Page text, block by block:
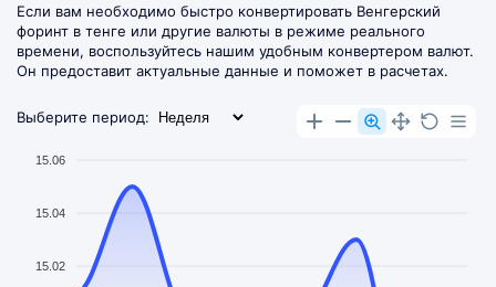
Если вам необходимо быстро конвертировать Венгерский
форинт в тенге или другие валюты в режиме реального
времени, воспользуйтесь нашим удобным конвертером валют.
Он предоставит актуальные данные и поможет в расчетах.
Выберите период:
15.06
15.04
15.02